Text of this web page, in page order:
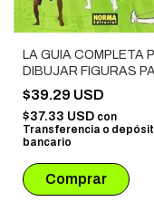
LA GUIA COMPLETA
DIBUJAR FIGURAS
COMICS Y NOVELAS
GRAFICAS
$39.29 USD
$37.33 USD con
Transferencia o
bancario